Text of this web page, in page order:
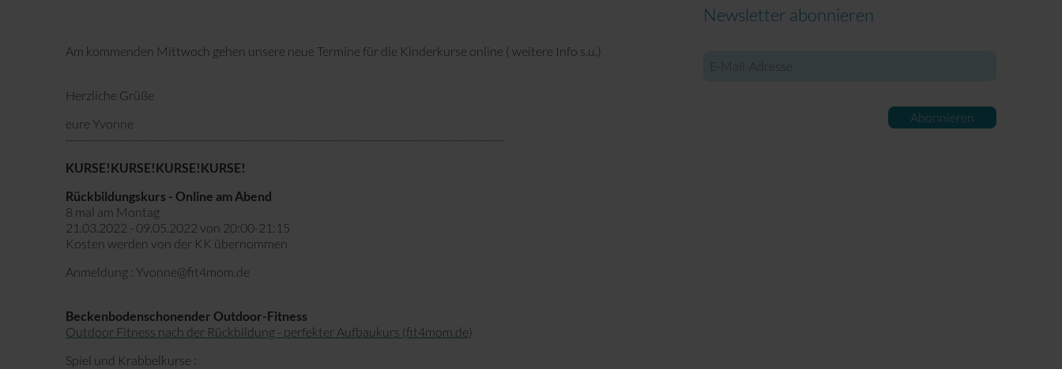
Am kommenden Mittwoch gehen unsere neue Termine für die Kinderkurse online ( weitere Info s.u.)
Herzliche Grüße
eure Yvonne
---------------------------------------------------------------------------------------------------------------
KURSE!KURSE!KURSE!KURSE!
Rückbildungskurs - Online am Abend
8 mal am Montag
21.03.2022 - 09.05.2022 von 20:00-21:15
Kosten werden von der KK übernommen
Anmeldung : Yvonne@fit4mom.de
Beckenbodenschonender Outdoor-Fitness
Outdoor Fitness nach der Rückbildung - perfekter Aufbaukurs (fit4mom.de)
Spiel und Krabbelkurse :
Newsletter abonnieren
Mail-
Abonnieren